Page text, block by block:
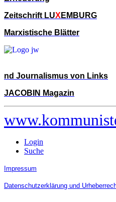
Zeitschrift LUX EMBURG
Marxistische Blätter
nd Journalismus von Links
JACOBIN Magazin
Login
Suche
Impressum
Datenschutzerklärung und